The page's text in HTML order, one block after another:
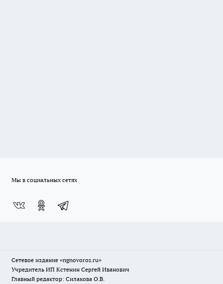
Мы в социальных сетях
Сетевое издание «ngnovoros.ru»
Учредитель ИП Кстенин Сергей Иванович
Главный редактор: Силакова О.В.